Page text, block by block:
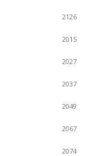
2126
2015
2027
2037
2049
2067
2074